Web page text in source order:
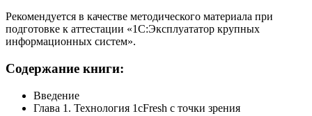
Рекомендуется в качестве методического материала при
подготовке к аттестации «1С:Эксплуататор крупных
информационных систем».
Содержание книги:
Введение
Глава 1. Технология 1cFresh с точки зрения